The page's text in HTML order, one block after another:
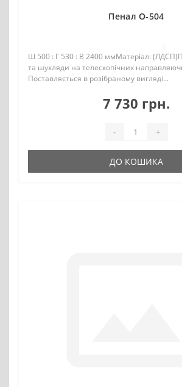
Пенал О-504
Ш 500 : Г 530 : В 2400 ммМатеріал:
та шухляди на телескопічних
Поставляється в розібраному вигляді...
7 730 грн.
- +
ДО КОШИКА